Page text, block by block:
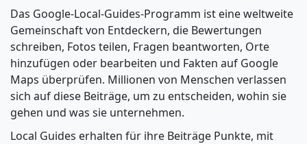
Das Google-Local-Guides-Programm ist eine weltweite
Gemeinschaft von Entdeckern, die Bewertungen
schreiben, Fotos teilen, Fragen beantworten, Orte
hinzufügen oder bearbeiten und Fakten auf Google
Maps überprüfen. Millionen von Menschen verlassen
sich auf diese Beiträge, um zu entscheiden, wohin sie
gehen und was sie unternehmen.
Local Guides erhalten für ihre Beiträge Punkte, mit